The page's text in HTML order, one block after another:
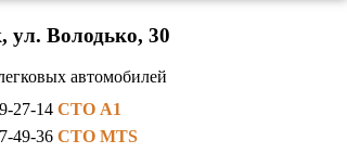
ул. Володько, 30
автомобилей
27-14СТО A1
49-36СТО MTS